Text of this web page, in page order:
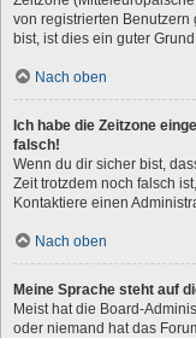
von registrierten
bist, ist dies ein guter
Nach oben
Ich habe die Zeitzone
falsch!
Wenn du dir sicher bist,
Zeit trotzdem noch falsch
Kontaktiere einen
Nach oben
Meine Sprache steht auf
Meist hat die Board-
oder niemand hat das